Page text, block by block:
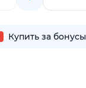
Купить за бонусы